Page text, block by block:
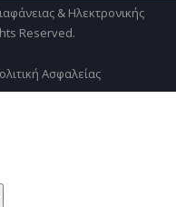
& Ηλεκτρονικής
Reserved.
Ασφαλείας